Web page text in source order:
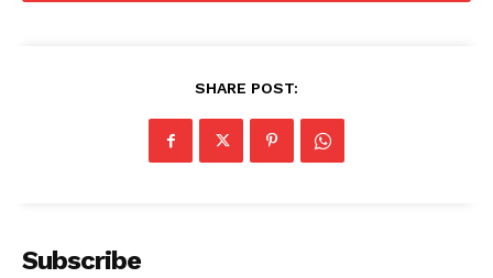
SHARE POST:
Subscribe